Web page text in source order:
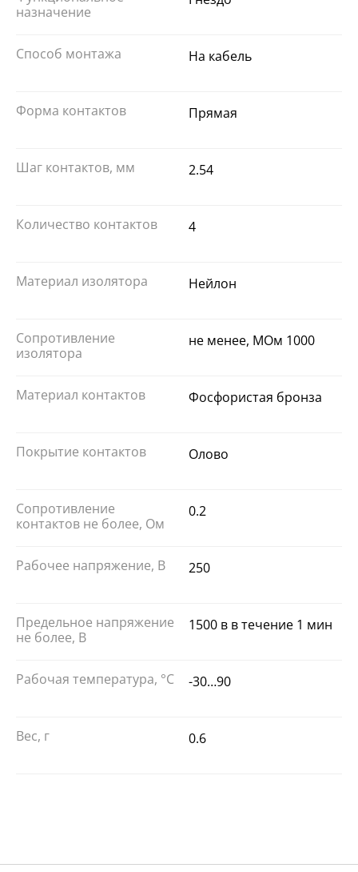
назначение
Способ монтажа На кабель
Форма контактов Прямая
Шаг контактов, мм 2.54
Количество контактов 4
Материал изолятора Нейлон
Сопротивление
изолятора
не менее, МОм 1000
Материал контактов Фосфористая бронза
Покрытие контактов Олово
Сопротивление
контактов не более, Ом
0.2
Рабочее напряжение, В 250
Предельное напряжение
не более, В
1500 в в течение 1 мин
Рабочая температура, °С -30…90
Вес, г 0.6